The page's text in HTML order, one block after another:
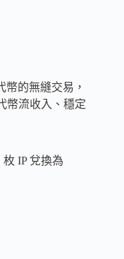
幣的無縫交易，
幣流收入、穩定
IP 兌換為